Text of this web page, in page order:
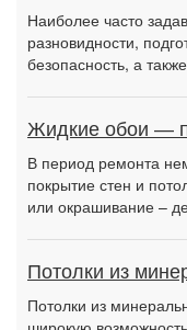
Наиболее часто
разновидности,
безопасность, а
Жидкие обои —
В период ремонта
покрытие стен и
или окрашивание –
Потолки из
Потолки из